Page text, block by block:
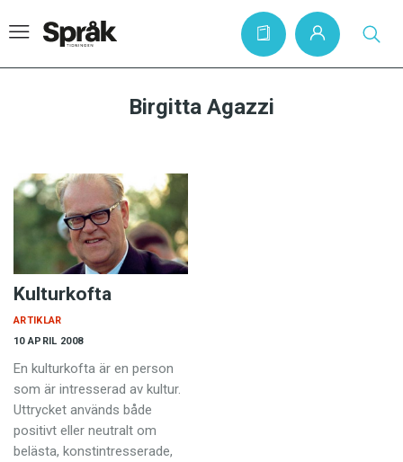
Artiklar
Krönikor
Språkfrågor
Skrivtips
Kviss
Podden
Anmäl till språkpolisen
Föreslå nyord
Birgitta Agazzi
Kulturkofta
10 APRIL 2008
ARTIKLAR
En kulturkofta är en person
som är intresserad av kultur.
Uttrycket används både
positivt eller neutralt om
belästa, konstintresserade,